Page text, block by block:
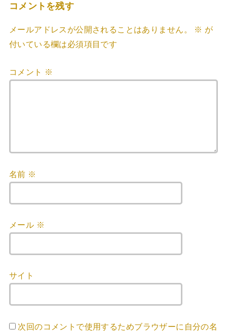
コメントを残す
メールアドレスが公開されることはありません。 ※ が
付いている欄は必須項目です
コメント ※
名前 ※
メール ※
サイト
次回のコメントで使用するためブラウザーに自分の名